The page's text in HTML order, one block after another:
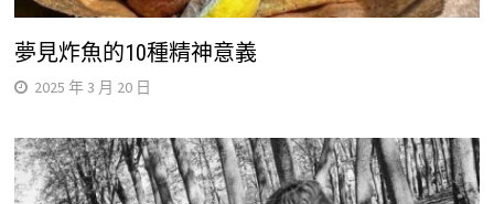
夢見炸魚的10種精神意義
2025 年 3 月 20 日